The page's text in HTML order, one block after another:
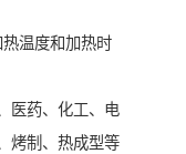
温度和加热时
医药、化工、电
烤制、热成型等